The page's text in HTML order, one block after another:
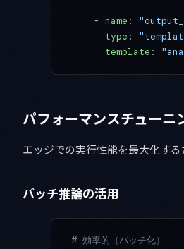
    -
name :
      type
:
      template
:
パフォーマンスチューニ
エッジでの実行性能を最大化する
バッチ推論の活用
# 効率的（バッチ化）